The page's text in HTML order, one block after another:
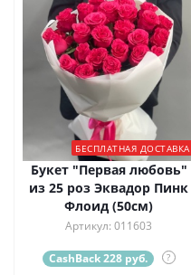
БЕСПЛАТНАЯ ДОСТАВКА
Букет "Первая любовь"
из 25 роз Эквадор Пинк
Флоид (50см)
Артикул: 011603
CashBack 228 руб. ?